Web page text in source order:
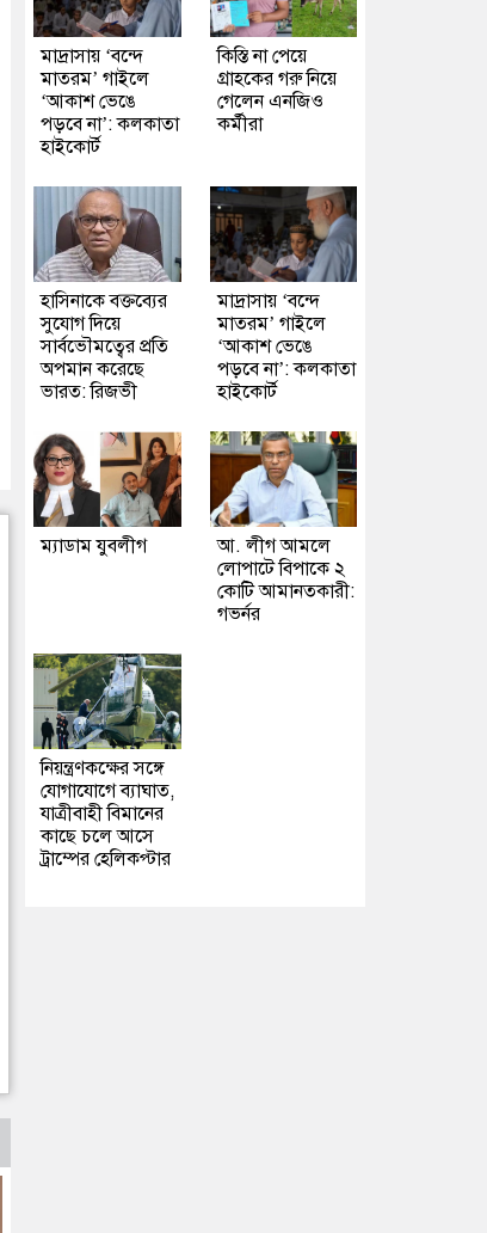
মাদ্রাসায় ‘বন্দে
মাতরম’ গাইলে
‘আকাশ ভেঙে
পড়বে না’: কলকাতা
হাইকোর্ট
কিস্তি না পেয়ে
গ্রাহকের গরু নিয়ে
গেলেন এনজিও
কর্মীরা
হাসিনাকে বক্তব্যের
সুযোগ দিয়ে
সার্বভৌমত্বের প্রতি
অপমান করেছে
ভারত: রিজভী
মাদ্রাসায় ‘বন্দে
মাতরম’ গাইলে
‘আকাশ ভেঙে
পড়বে না’: কলকাতা
হাইকোর্ট
ম্যাডাম যুবলীগ
আ. লীগ আমলে
লোপাটে বিপাকে ২
কোটি আমানতকারী:
গভর্নর
নিয়ন্ত্রণকক্ষের সঙ্গে
যোগাযোগে ব্যাঘাত,
যাত্রীবাহী বিমানের
কাছে চলে আসে
ট্রাম্পের হেলিকপ্টার